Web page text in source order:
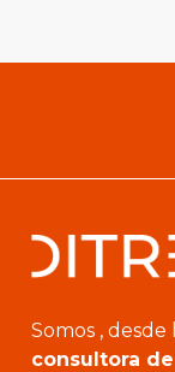
Somos , desde
consultora